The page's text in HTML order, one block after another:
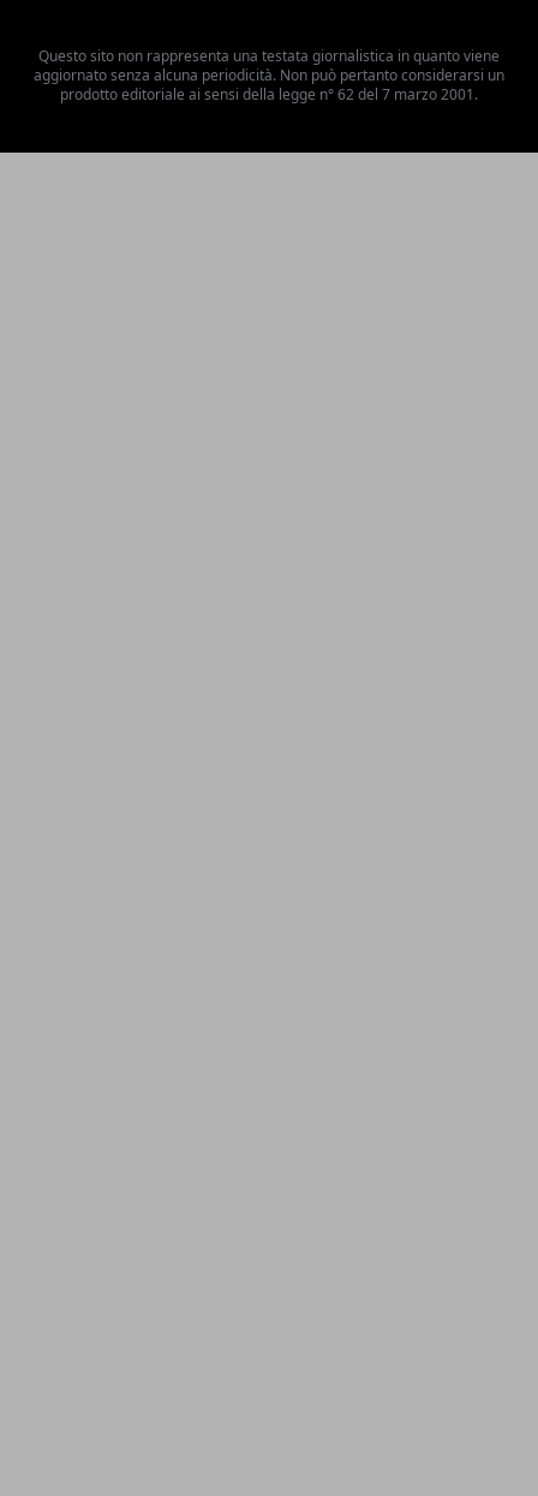
Questo sito non rappresenta una testata giornalistica in quanto viene
aggiornato senza alcuna periodicità. Non può pertanto considerarsi un
prodotto editoriale ai sensi della legge n° 62 del 7 marzo 2001.